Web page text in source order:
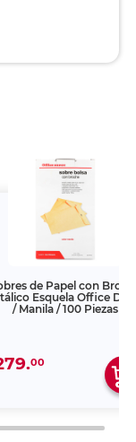
Sobres de Papel con
Engomada Oficio
Depot / Manila / 50
00